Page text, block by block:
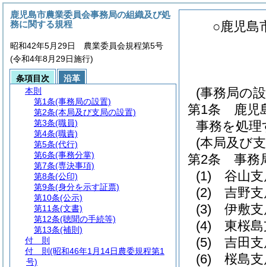
○鹿児島
(事務局の
第1条
鹿児
事務を処
(本局及び
第2条
事務
(1)
谷山
(2)
吉野
(3)
伊敷
(4)
東桜
(5)
吉田
(6)
桜島
鹿児島市農業委員会事務局の組織及び処
務に関する規程
昭和42年5月29日 農業委員会規程第5号
(令和4年8月29日施行)
条項目次
沿革
本則
第1条(事務局の設置)
第2条(本局及び支局の設置)
第3条(職員)
第4条(職責)
第5条(代行)
第6条(事務分掌)
第7条(専決事項)
第8条(公印)
第9条(身分を示す証票)
第10条(公示)
第11条(文書)
第12条(聴聞の手続等)
第13条(補則)
付 則
付 則 (昭和46年1月14日農委規程第1
号)